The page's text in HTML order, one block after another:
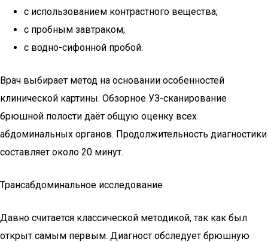
с использованием контрастного вещества;
с пробным завтраком;
с водно-сифонной пробой.
Врач выбирает метод на основании особенностей
клинической картины. Обзорное УЗ-сканирование
брюшной полости даёт общую оценку всех
абдоминальных органов. Продолжительность диагностики
составляет около 20 минут.
Трансабдоминальное исследование
Давно считается классической методикой, так как был
открыт самым первым. Диагност обследует брюшную